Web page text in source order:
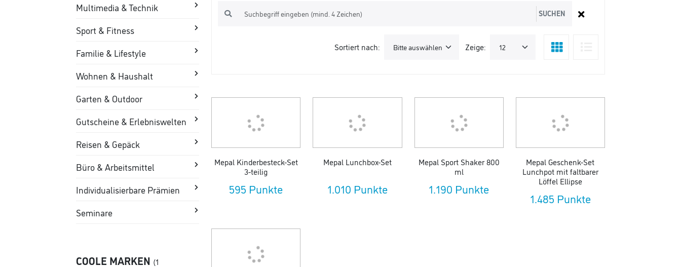
Multimedia & Technik
Sport & Fitness
Familie & Lifestyle
Wohnen & Haushalt
Garten & Outdoor
Gutscheine & Erlebniswelten
Reisen & Gepäck
Büro & Arbeitsmittel
Individualisierbare Prämien
Seminare
COOLE MARKEN (1
SUCHEN
Sortiert nach: Zeige:
Mepal Kinderbesteck-Set
3-teilig
595 Punkte
Mepal Lunchbox-Set
1.010 Punkte
Mepal Sport Shaker 800
ml
1.190 Punkte
Mepal Geschenk-Set
Lunchpot mit faltbarer
Löffel Ellipse
1.485 Punkte